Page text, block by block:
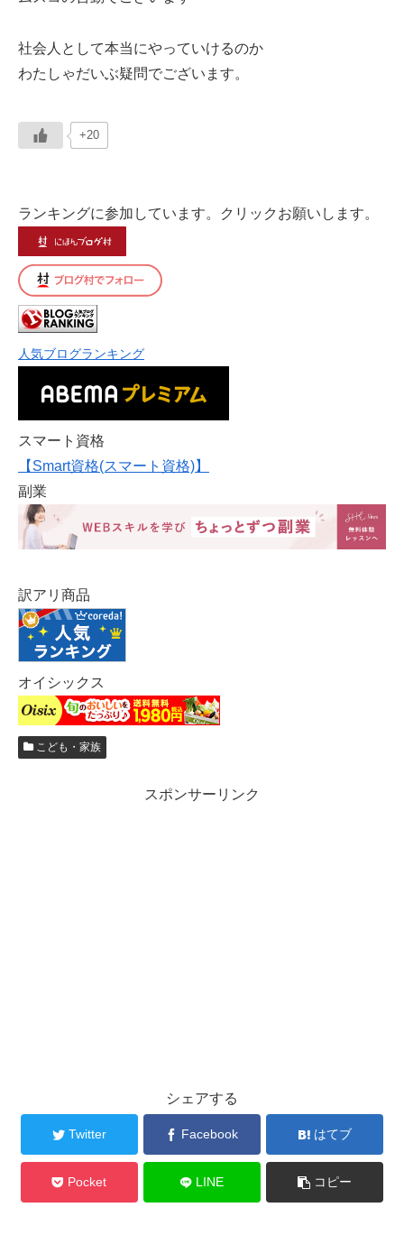
社会人として本当にやっていけるのか
わたしゃだいぶ疑問でございます。
+20
ランキングに参加しています。クリックお願いします。
人気ブログランキング
スマート資格
【Smart資格(スマート資格)】
副業
訳アリ商品
オイシックス
こども・家族
スポンサーリンク
シェアする
Twitter Facebook はてブ
Pocket LINE コピー